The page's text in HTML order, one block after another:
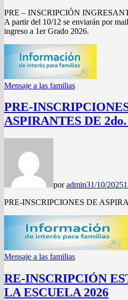
PRE – INSCRIPCIÓN
A partir del 10/12 se enviarán por
ingreso a 1er Grado 2026.
Mensaje a las familias
PRE-
ASPIRANTES DE 2do.
poradmin31/10/2025
PRE-INSCRIPCIONES DE
Mensaje a las familias
RE-INSCRIPCIÓN
LA ESCUELA 2026